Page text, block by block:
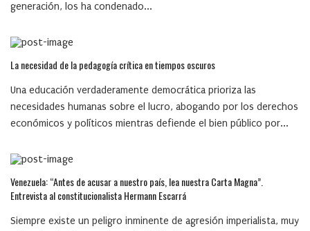
generación, los ha condenado...
La necesidad de la pedagogía crítica en tiempos oscuros
Una educación verdaderamente democrática prioriza las
necesidades humanas sobre el lucro, abogando por los derechos
económicos y políticos mientras defiende el bien público por...
Venezuela: “Antes de acusar a nuestro país, lea nuestra Carta Magna”.
Entrevista al constitucionalista Hermann Escarrá
Siempre existe un peligro inminente de agresión imperialista, muy